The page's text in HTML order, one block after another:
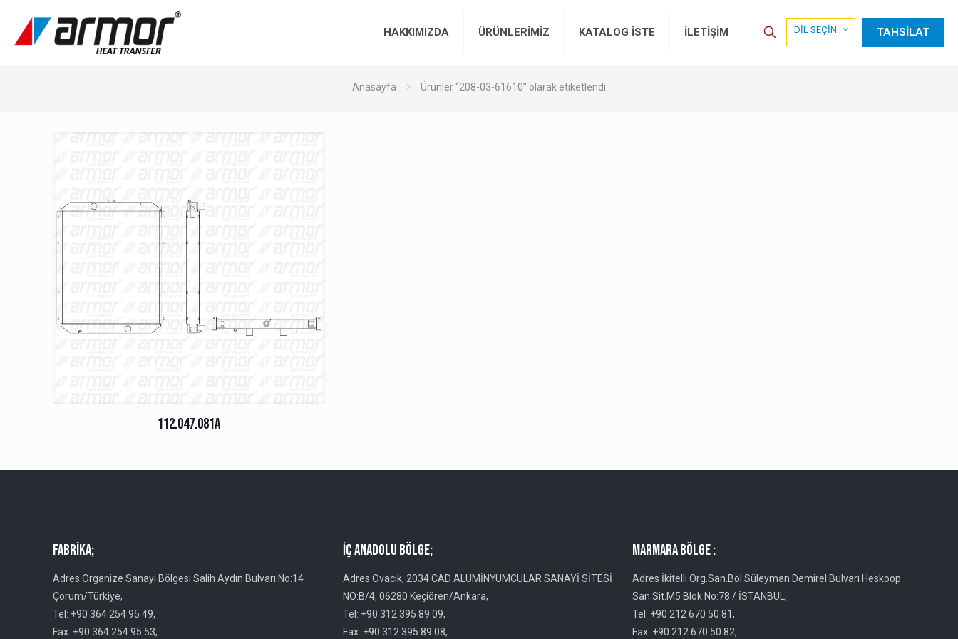
HAKKIMIZDA ÜRÜNLERİMİZ KATALOG İSTE İLETİŞİM DİL SEÇİN TAHSİLAT
Anasayfa Ürünler “208-03-61610” olarak etiketlendi
112.047.081A
Fabrika;
Adres Organize Sanayi Bölgesi Salih Aydın Bulvarı No:14
Çorum/Türkiye,
Tel: +90 364 254 95 49,
Fax: +90 364 254 95 53,
İç Anadolu Bölge;
Adres Ovacık, 2034 CAD ALÜMİNYUMCULAR SANAYİ SİTESİ
NO:B/4, 06280 Keçiören/Ankara,
Tel: +90 312 395 89 09,
Fax: +90 312 395 89 08,
MARMARA BÖLGE :
Adres İkitelli Org.San.Böl Süleyman Demirel Bulvarı Heskoop
San.Sit.M5 Blok No:78 / İSTANBUL,
Tel: +90 212 670 50 81,
Fax: +90 212 670 50 82,